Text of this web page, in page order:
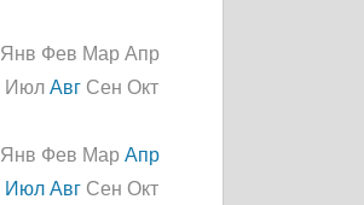
Янв Фев Мар Апр
Июл Авг Сен Окт
Янв Фев Мар Апр
Июл Авг Сен Окт